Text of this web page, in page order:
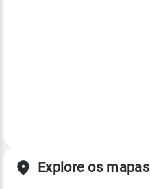
Explore os mapas